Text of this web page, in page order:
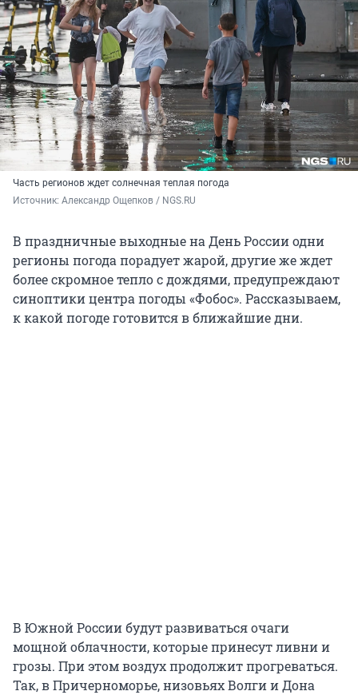
Часть регионов ждет солнечная теплая погода
Источник: Александр Ощепков / NGS.RU
В праздничные выходные на День России одни
регионы погода порадует жарой, другие же ждет
более скромное тепло с дождями, предупреждают
синоптики центра погоды «Фобос». Рассказываем,
к какой погоде готовится в ближайшие дни.
В Южной России будут развиваться очаги
мощной облачности, которые принесут ливни и
грозы. При этом воздух продолжит прогреваться.
Так, в Причерноморье, низовьях Волги и Дона